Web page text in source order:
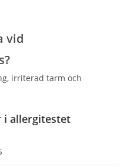
vid
irriterad tarm och
i allergitestet